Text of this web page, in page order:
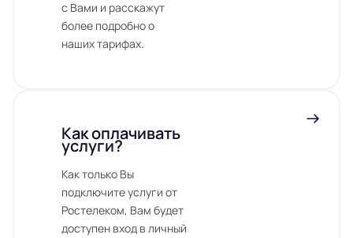
с Вами и расскажут
более подробно о
наших тарифах.
Как оплачивать
услуги?
Как только Вы
подключите услуги от
Ростелеком, Вам будет
доступен вход в личный